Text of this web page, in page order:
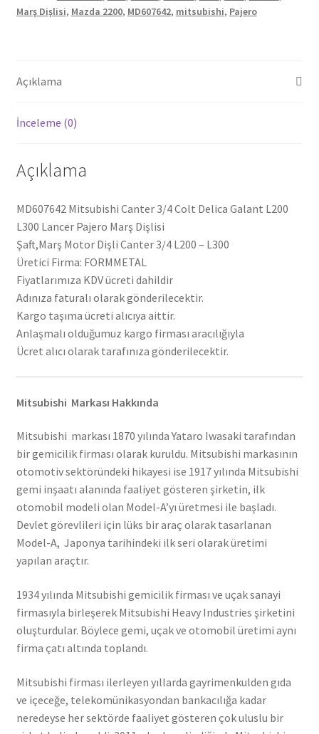
L300
2200
Dişlisi
Marş Dişlisi, Mazda 2200, MD607642, mitsubishi, Pajero
Açıklama
İnceleme (0)
Açıklama
MD607642 Mitsubishi Canter 3/4 Colt Delica Galant L200
L300 Lancer Pajero Marş Dişlisi
Şaft,Marş Motor Dişli Canter 3/4 L200 – L300
Üretici Firma: FORMMETAL
Fiyatlarımıza KDV ücreti dahildir
Adınıza faturalı olarak gönderilecektir.
Kargo taşıma ücreti alıcıya aittir.
Anlaşmalı olduğumuz kargo firması aracılığıyla
Ücret alıcı olarak tarafınıza gönderilecektir.
Mitsubishi Markası Hakkında
Mitsubishi markası 1870 yılında Yataro Iwasaki tarafından
bir gemicilik firması olarak kuruldu. Mitsubishi markasının
otomotiv sektöründeki hikayesi ise 1917 yılında Mitsubishi
gemi inşaatı alanında faaliyet gösteren şirketin, ilk
otomobil modeli olan Model-A’yı üretmesi ile başladı.
Devlet görevlileri için lüks bir araç olarak tasarlanan
Model-A, Japonya tarihindeki ilk seri olarak üretimi
yapılan araçtır.
1934 yılında Mitsubishi gemicilik firması ve uçak sanayi
firmasıyla birleşerek Mitsubishi Heavy Industries şirketini
oluşturdular. Böylece gemi, uçak ve otomobil üretimi aynı
firma çatı altında toplandı.
Mitsubishi firması ilerleyen yıllarda gayrimenkulden gıda
ve içeceğe, telekomünikasyondan bankacılığa kadar
neredeyse her sektörde faaliyet gösteren çok uluslu bir